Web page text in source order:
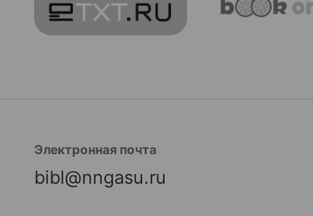
Электронная почта
bibl@nngasu.ru